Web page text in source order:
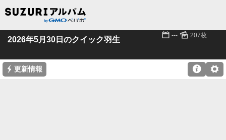
2026年5月30日のクイック羽生 📅 --- 🌄 207枚
⚡ 更新情報 ⚙
